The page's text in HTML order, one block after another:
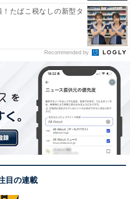
なる情報をメモします。試合に
いのですが、私自身がスタッフ
たかということもすべてメモし
はどのように使うのですか？
メモして、オフィスの壁に貼
的に忘れないようにするために
ったら剥がして捨てられるの
して、1日にやらなければいけ
たばこ税なしの新型タ
Recommended by
目の連載